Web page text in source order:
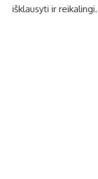
išklausyti ir reikalingi.